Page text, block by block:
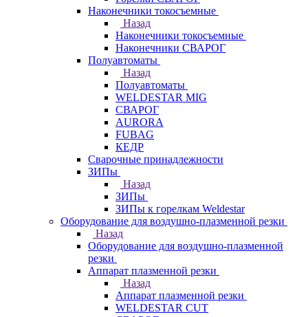
Наконечники токосъемные
Назад
Наконечники токосъемные
Наконечники СВАРОГ
Полуавтоматы
Назад
Полуавтоматы
WELDESTAR MIG
СВАРОГ
AURORA
FUBAG
КЕДР
Сварочные принадлежности
ЗИПы
Назад
ЗИПы
ЗИПы к горелкам Weldestar
Оборудование для воздушно-плазменной резки
Назад
Оборудование для воздушно-плазменной
резки
Аппарат плазменной резки
Назад
Аппарат плазменной резки
WELDESTAR CUT